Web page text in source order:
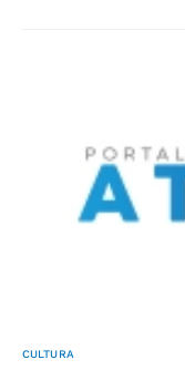
CULTURA